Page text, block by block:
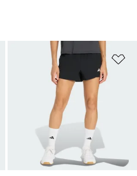
Ajouter à la Liste de produits